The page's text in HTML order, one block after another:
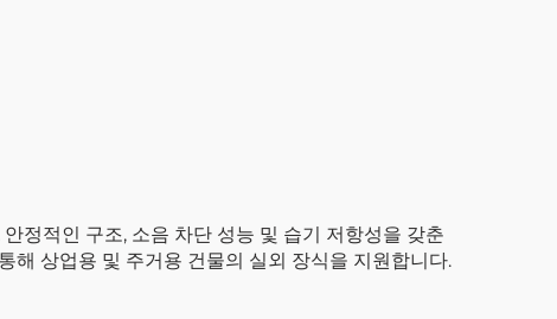
정적인 구조, 소음 차단 성능 및 습기 저항성을 갖춘
해 상업용 및 주거용 건물의 실외 장식을 지원합니다.